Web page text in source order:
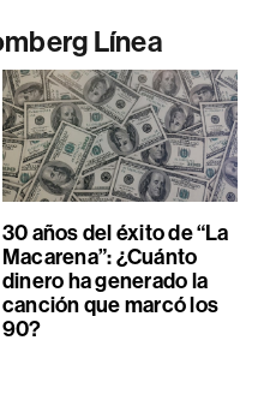
Línea
30 años del éxito de “La
Macarena”: ¿Cuánto
dinero ha generado la
canción que marcó los
90?